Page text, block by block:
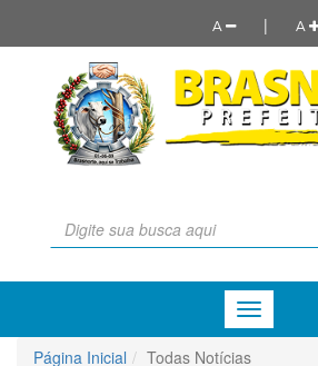
A | A
Menu
de
Navegação
Página Inicial Todas Notícias